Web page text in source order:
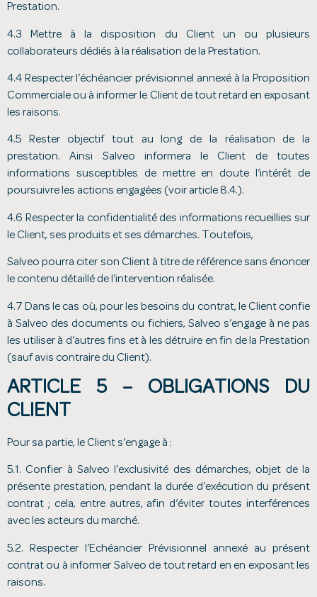
Prestation.
4.3 Mettre à la disposition du Client un ou plusieurs
collaborateurs dédiés à la réalisation de la Prestation.
4.4 Respecter l’échéancier prévisionnel annexé à la Proposition
Commerciale ou à informer le Client de tout retard en exposant
les raisons.
4.5 Rester objectif tout au long de la réalisation de la
prestation. Ainsi Salveo informera le Client de toutes
informations susceptibles de mettre en doute l’intérêt de
poursuivre les actions engagées (voir article 8.4.).
4.6 Respecter la confidentialité des informations recueillies sur
le Client, ses produits et ses démarches. Toutefois,
Salveo pourra citer son Client à titre de référence sans énoncer
le contenu détaillé de l’intervention réalisée.
4.7 Dans le cas où, pour les besoins du contrat, le Client confie
à Salveo des documents ou fichiers, Salveo s’engage à ne pas
les utiliser à d’autres fins et à les détruire en fin de la Prestation
(sauf avis contraire du Client).
ARTICLE 5 – OBLIGATIONS DU
CLIENT
Pour sa partie, le Client s’engage à :
5.1. Confier à Salveo l’exclusivité des démarches, objet de la
présente prestation, pendant la durée d’exécution du présent
contrat ; cela, entre autres, afin d’éviter toutes interférences
avec les acteurs du marché.
5.2. Respecter l’Echéancier Prévisionnel annexé au présent
contrat ou à informer Salveo de tout retard en en exposant les
raisons.